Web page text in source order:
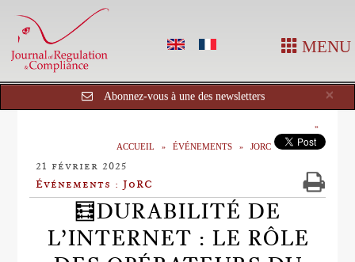
MENU
×
Abonnez-vous à une des newsletters
ACCUEIL ÉVÉNEMENTS JORC
21 février 2025
Événements : JoRC
🧮DURABILITÉ DE
L’INTERNET : LE RÔLE